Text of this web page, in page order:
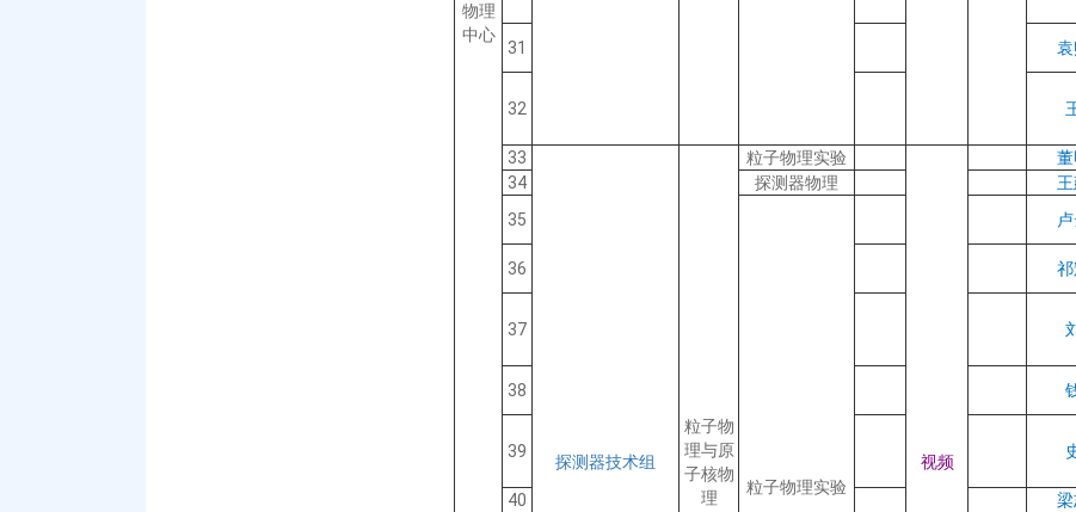
物理
中心
31
32
33
探测器技术组
粒子物
理与原
子核物
理
粒子物理实验
视频
董
34
探测器物理
35
粒子物理实验
36
37
38
39
40